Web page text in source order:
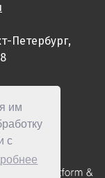
им
с
Петербург,